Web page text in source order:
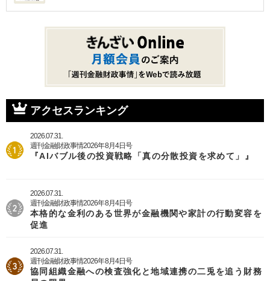
アクセスランキング
2026.07.31.
週刊金融財政事情2026年8月4日号
『AIバブル後の投資戦略「真の分散投資を求めて」』
2026.07.31.
週刊金融財政事情2026年8月4日号
本格的な金利のある世界が金融機関や家計の行動変容を
促進
2026.07.31.
週刊金融財政事情2026年8月4日号
協同組織金融への検査強化と地域連携の二兎を追う財務